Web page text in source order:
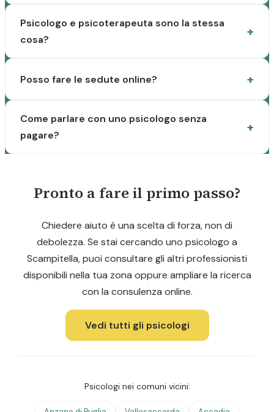
Psicologo e psicoterapeuta sono la stessa
cosa?
Posso fare le sedute online?
Come parlare con uno psicologo senza
pagare?
Pronto a fare il primo passo?
Chiedere aiuto è una scelta di forza, non di
debolezza. Se stai cercando uno psicologo a
Scampitella, puoi consultare gli altri professionisti
disponibili nella tua zona oppure ampliare la ricerca
con la consulenza online.
Vedi tutti gli psicologi
Psicologi nei comuni vicini: